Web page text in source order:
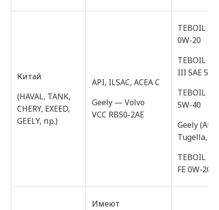
Китай
(HAVAL, TANK,
CHERY, EXEED,
GEELY, пр.)
API, ILSAC, ACEA C
Geely — Volvo
VCC RBS0-2AE
TEBOIL
0W-20
TEBOIL
III SAE
TEBOIL
5W-40
Geely
Tugella,
TEBOIL
FE 0W-20
Имеют